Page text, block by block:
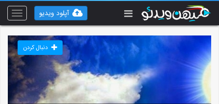
Toggle
آپلود ویدیو
دنبال کردن